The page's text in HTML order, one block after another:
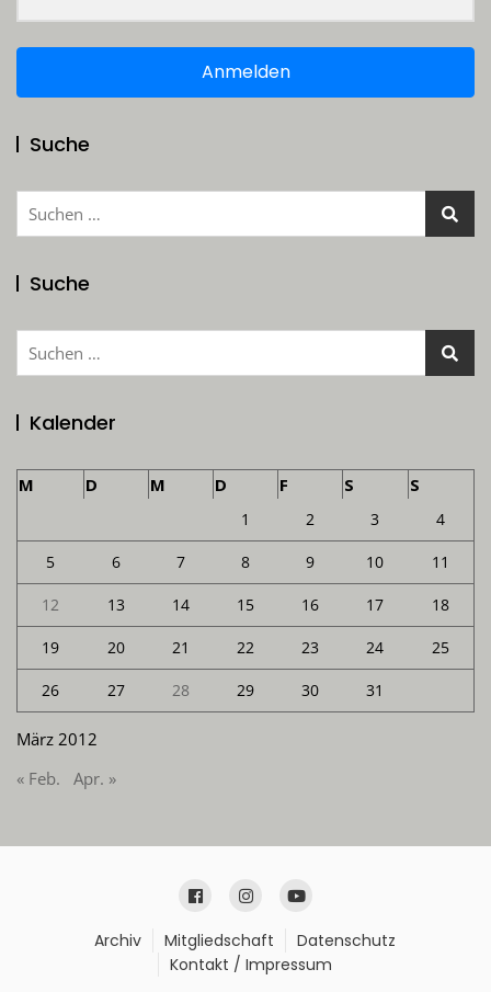
Anmelden
Suche
Suchen
Suche
Suchen
Kalender
März 2012
M D M D F S S
1 2 3 4
5 6 7 8 9 10 11
12 13 14 15 16 17 18
19 20 21 22 23 24 25
26 27 28 29 30 31
« Feb. Apr. »
Archiv Mitgliedschaft
Datenschutz
Kontakt / Impressum